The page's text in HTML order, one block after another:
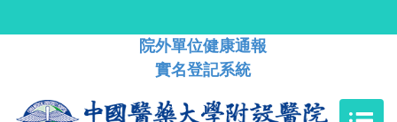
院外單位健康通報
實名登記系統